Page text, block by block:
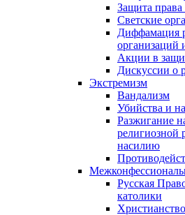
Защита права
Светские
Диффамация
Акции в
Дискуссии о
Экстремизм
Вандализм
Убийства и
Разжигание
религиозной
насилию
Русская
католики